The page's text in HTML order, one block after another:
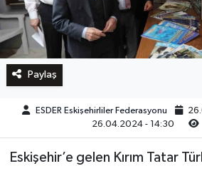
Paylaş
ESDER Eskişehirliler Federasyonu
26.04.2024 - 14:30
Eskişehir’e gelen Kırım Tatar